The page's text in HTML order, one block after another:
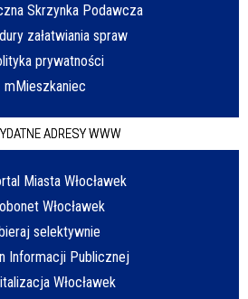
Skrzynka Podawcza
załatwiania spraw
prywatności
mMieszkaniec
ADRESY WWW
Miasta Włocławek
Włocławek
selektywnie
Informacji Publicznej
Włocławek